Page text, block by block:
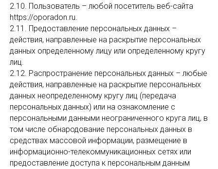
2.10. Пользователь – любой посетитель веб-сайта
https://oporadon.ru.
2.11. Предоставление персональных данных –
действия, направленные на раскрытие персональных
данных определенному лицу или определенному кругу
лиц.
2.12. Распространение персональных данных – любые
действия, направленные на раскрытие персональных
данных неопределенному кругу лиц (передача
персональных данных) или на ознакомление с
персональными данными неограниченного круга лиц, в
том числе обнародование персональных данных в
средствах массовой информации, размещение в
информационно-телекоммуникационных сетях или
предоставление доступа к персональным данным